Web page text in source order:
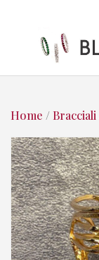
Home / Bracciali